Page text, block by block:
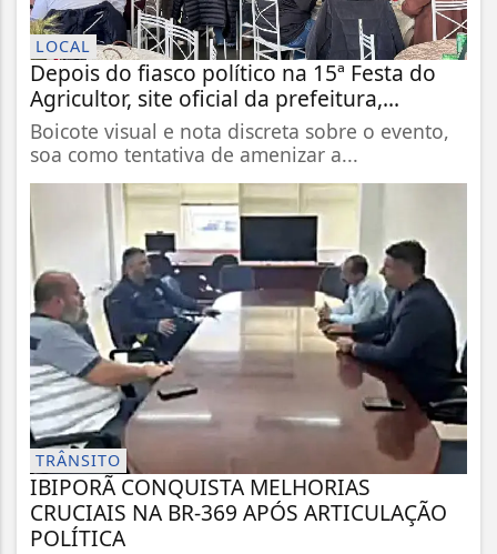
LOCAL
Depois do fiasco político na 15ª Festa do
Agricultor, site oficial da prefeitura,...
Boicote visual e nota discreta sobre o evento,
soa como tentativa de amenizar a...
TRÂNSITO
IBIPORÃ CONQUISTA MELHORIAS
CRUCIAIS NA BR-369 APÓS ARTICULAÇÃO
POLÍTICA